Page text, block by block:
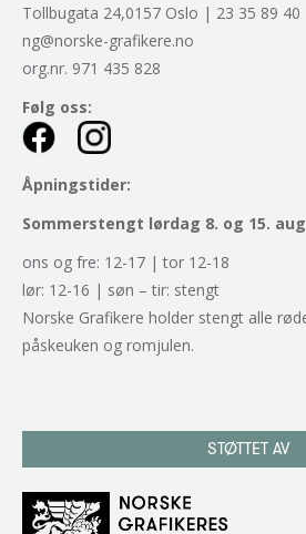
Tollbugata 24,0157 Oslo | 23 35 89 40
ng@norske-grafikere.no
org.nr. 971 435 828
Følg oss:
Åpningstider:
Sommerstengt lørdag 8. og 15.
ons og fre: 12-17 | tor 12-18
lør: 12-16 | søn – tir: stengt
Norske Grafikere holder stengt alle
påskeuken og romjulen.
STØTTET AV